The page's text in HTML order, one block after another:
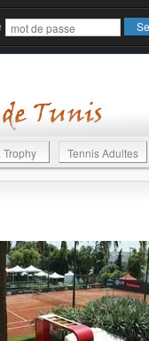
Trophy Tennis Adultes